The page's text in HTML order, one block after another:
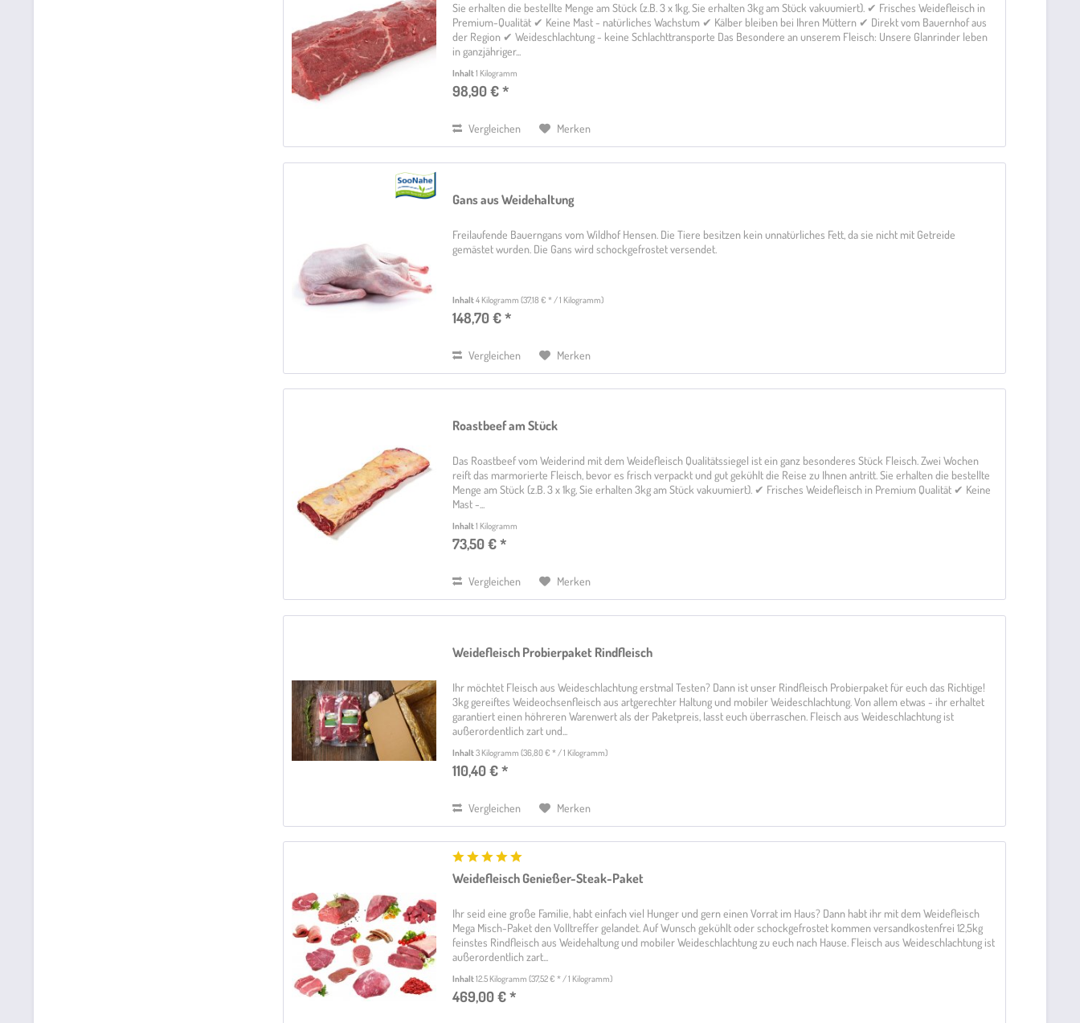
Sie erhalten die bestellte Menge am Stück (z.B. 3 x 1kg, Sie erhalten 3kg am Stück vakuumiert). ✔ Frisches Weidefleisch in
Premium-Qualität ✔ Keine Mast - natürliches Wachstum ✔ Kälber bleiben bei Ihren Müttern ✔ Direkt vom Bauernhof aus
der Region ✔ Weideschlachtung - keine Schlachttransporte Das Besondere an unserem Fleisch: Unsere Glanrinder leben
in ganzjähriger...
Inhalt1 Kilogramm
98,90 € *
Vergleichen Merken
Gans aus Weidehaltung
Freilaufende Bauerngans vom Wildhof Hensen. Die Tiere besitzen kein unnatürliches Fett, da sie nicht mit Getreide
gemästet wurden. Die Gans wird schockgefrostet versendet.
Inhalt4 Kilogramm(37,18 € * / 1 Kilogramm)
148,70 € *
Vergleichen Merken
Roastbeef am Stück
Das Roastbeef vom Weiderind mit dem Weidefleisch Qualitätssiegel ist ein ganz besonderes Stück Fleisch. Zwei Wochen
reift das marmorierte Fleisch, bevor es frisch verpackt und gut gekühlt die Reise zu Ihnen antritt. Sie erhalten die bestellte
Menge am Stück (z.B. 3 x 1kg, Sie erhalten 3kg am Stück vakuumiert). ✔ Frisches Weidefleisch in Premium Qualität ✔ Keine
Mast -...
Inhalt1 Kilogramm
73,50 € *
Vergleichen Merken
Weidefleisch Probierpaket Rindfleisch
Ihr möchtet Fleisch aus Weideschlachtung erstmal Testen? Dann ist unser Rindfleisch Probierpaket für euch das Richtige!
3kg gereiftes Weideochsenfleisch aus artgerechter Haltung und mobiler Weideschlachtung. Von allem etwas - ihr erhaltet
garantiert einen höhreren Warenwert als der Paketpreis, lasst euch überraschen. Fleisch aus Weideschlachtung ist
außerordentlich zart und...
Inhalt3 Kilogramm(36,80 € * / 1 Kilogramm)
110,40 € *
Vergleichen Merken
Weidefleisch Genießer-Steak-Paket
Ihr seid eine große Familie, habt einfach viel Hunger und gern einen Vorrat im Haus? Dann habt ihr mit dem Weidefleisch
Mega Misch-Paket den Volltreffer gelandet. Auf Wunsch gekühlt oder schockgefrostet kommen versandkostenfrei 12,5kg
feinstes Rindfleisch aus Weidehaltung und mobiler Weideschlachtung zu euch nach Hause. Fleisch aus Weideschlachtung ist
außerordentlich zart...
Inhalt12.5 Kilogramm(37,52 € * / 1 Kilogramm)
469,00 € *